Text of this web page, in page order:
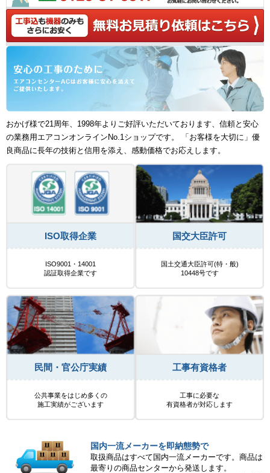
おかげ様で21周年、1998年よりご好評いただいております、信頼と安心
の業務用エアコンオンラインNo.1ショップです。 「お客様を大切に」優
良商品に長年の技術と信用を添え、感動価格でお応えします。
ISO取得企業
ISO9001・14001
認証取得企業です
国交大臣許可
国土交通大臣許可(特・般)
10448号です
民間・官公庁実績
公共事業をはじめ多くの
施工実績がございます
工事有資格者
工事に必要な
有資格者が対応します
国内一流メーカーを即納態勢で
取扱商品はすべて国内一流メーカーです。商品は
最寄りの商品センターから発送します。